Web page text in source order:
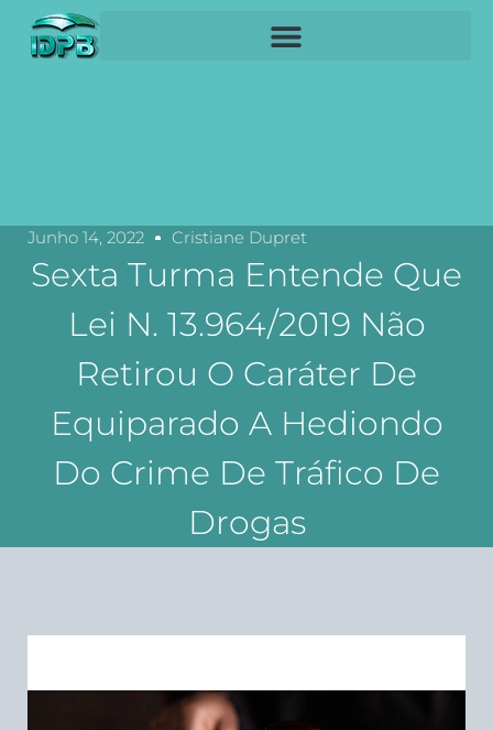
Junho 14, 2022 Cristiane Dupret
Sexta Turma Entende Que
Lei N. 13.964/2019 Não
Retirou O Caráter De
Equiparado A Hediondo
Do Crime De Tráfico De
Drogas